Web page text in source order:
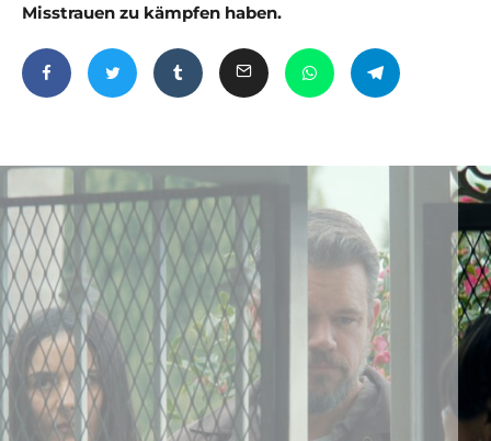
Misstrauen zu kämpfen haben.